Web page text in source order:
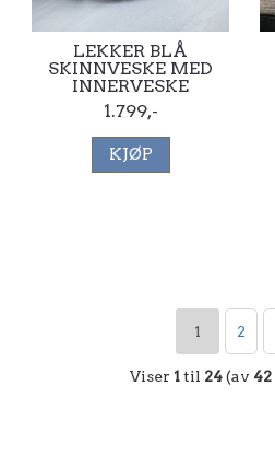
LEKKER BLÅ
SKINNVESKE MED
INNERVESKE
1.799,-
KJØP
1 2
Viser 1til 24(av 42